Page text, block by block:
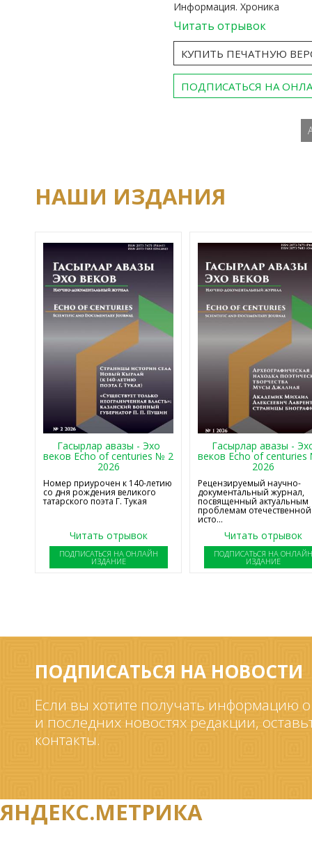
Информация. Хроника
Читать отрывок
КУПИТЬ ПЕЧАТНУЮ
ПОДПИСАТЬСЯ НА
НАШИ ИЗДАНИЯ
Гасырлар авазы - Эхо
веков Echo of centuries № 2
2026
Номер приурочен к 140-летию
со дня рождения великого
татарского поэта Г. Тукая
Читать отрывок
ПОДПИСАТЬСЯ НА ОНЛАЙН
ИЗДАНИЕ
Гасырлар авазы -
веков Echo of
2026
Рецензируемый научно-
документальный журнал,
посвященный актуальным
проблемам отечественной
исто...
Читать отрывок
ПОДПИСАТЬСЯ НА
ИЗДАНИЕ
ПОДПИСАТЬСЯ НА НОВОСТИ
Если вы хотите получать информацию
и последних новостях редакции,
контакты.
ЯНДЕКС.МЕТРИКА